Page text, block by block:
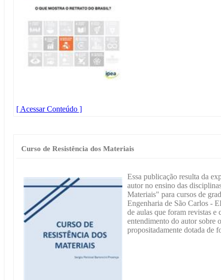
[ Acessar Conteúdo ]
Curso de Resistência dos Materiais
Essa publicação resulta da
autor no ensino das
Materiais" para cursos de
Engenharia de São Carlos -
de aulas que foram revistas e
entendimento do autor sobre
propositadamente dotada de